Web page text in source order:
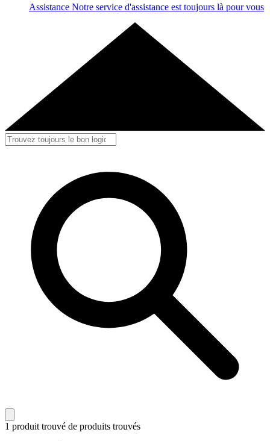
Assistance Notre service d'assistance est toujours là pour vous
1 produit trouvé de produits trouvés